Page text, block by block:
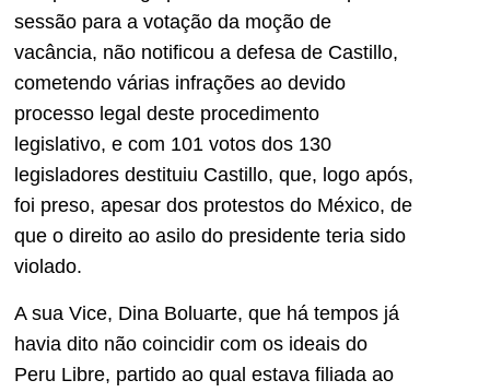
sessão para a votação da moção de
vacância, não notificou a defesa de Castillo,
cometendo várias infrações ao devido
processo legal deste procedimento
legislativo, e com 101 votos dos 130
legisladores destituiu Castillo, que, logo após,
foi preso, apesar dos protestos do México, de
que o direito ao asilo do presidente teria sido
violado.
A sua Vice, Dina Boluarte, que há tempos já
havia dito não coincidir com os ideais do
Peru Libre, partido ao qual estava filiada ao